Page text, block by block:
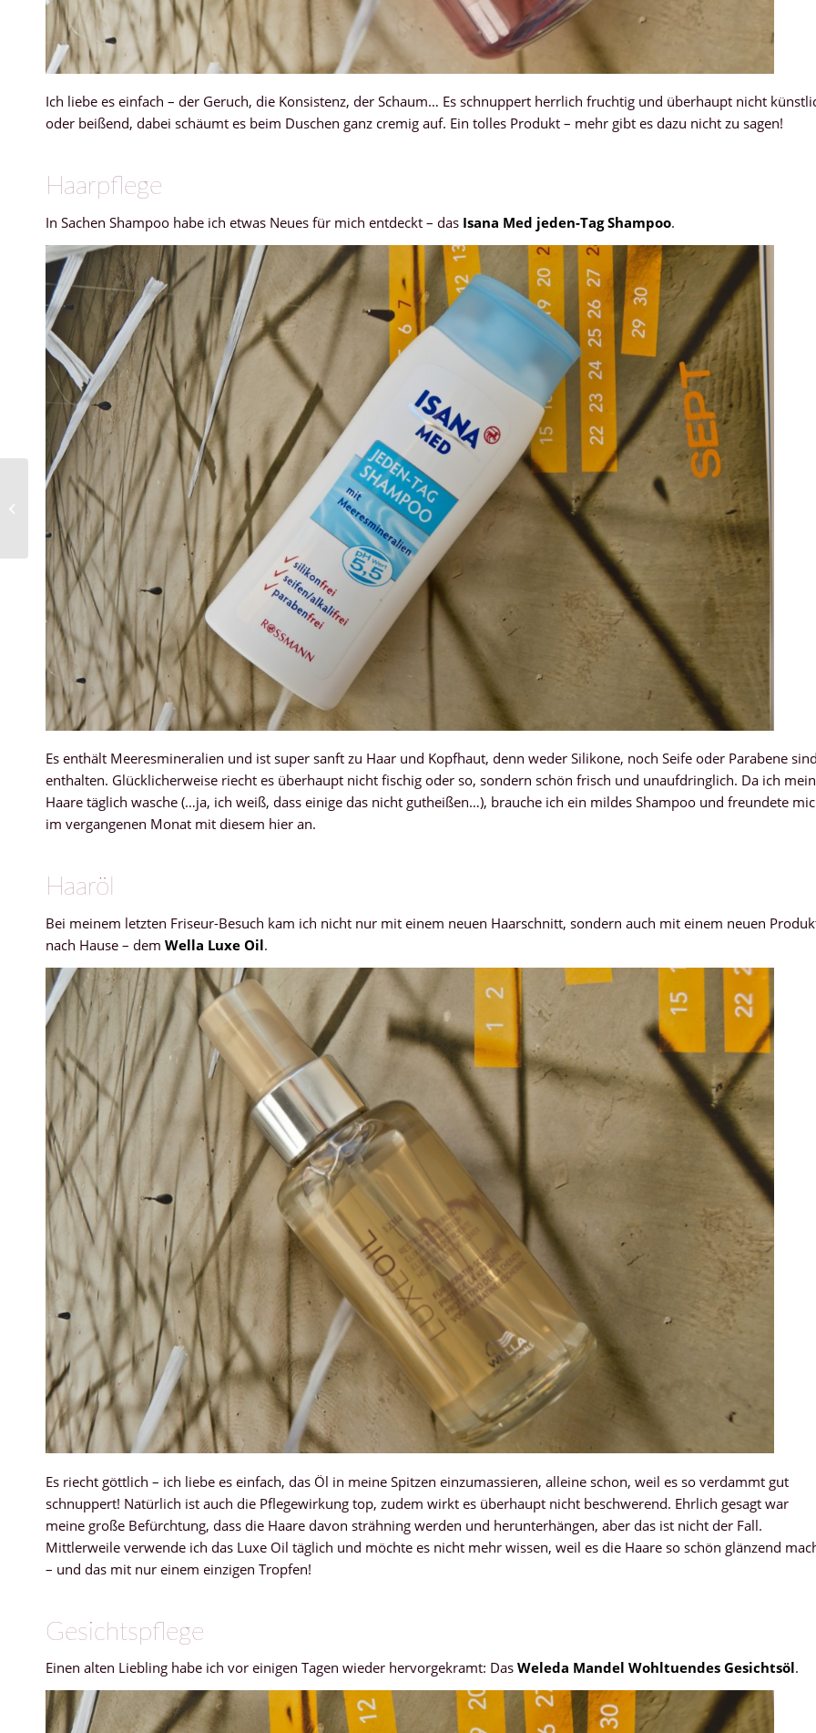
Ich liebe es einfach – der Geruch, die Konsistenz, der Schaum… Es schnuppert herrlich fruchtig und überhaupt nicht
oder beißend, dabei schäumt es beim Duschen ganz cremig auf. Ein tolles Produkt – mehr gibt es dazu nicht zu sagen!
Haarpflege
In Sachen Shampoo habe ich etwas Neues für mich entdeckt – das Isana Med jeden-Tag Shampoo.
Es enthält Meeresmineralien und ist super sanft zu Haar und Kopfhaut, denn weder Silikone, noch Seife oder Parabene
enthalten. Glücklicherweise riecht es überhaupt nicht fischig oder so, sondern schön frisch und unaufdringlich. Da ich
Haare täglich wasche (…ja, ich weiß, dass einige das nicht gutheißen…), brauche ich ein mildes Shampoo und freundete
im vergangenen Monat mit diesem hier an.
Haaröl
Bei meinem letzten Friseur-Besuch kam ich nicht nur mit einem neuen Haarschnitt, sondern auch mit einem neuen
nach Hause – dem Wella Luxe Oil.
Es riecht göttlich – ich liebe es einfach, das Öl in meine Spitzen einzumassieren, alleine schon, weil es so verdammt gut
schnuppert! Natürlich ist auch die Pflegewirkung top, zudem wirkt es überhaupt nicht beschwerend. Ehrlich gesagt war
meine große Befürchtung, dass die Haare davon strähning werden und herunterhängen, aber das ist nicht der Fall.
Mittlerweile verwende ich das Luxe Oil täglich und möchte es nicht mehr wissen, weil es die Haare so schön glänzend
– und das mit nur einem einzigen Tropfen!
Gesichtspflege
Einen alten Liebling habe ich vor einigen Tagen wieder hervorgekramt: Das Weleda Mandel Wohltuendes Gesichtsöl.
Mein Wochenrückblick